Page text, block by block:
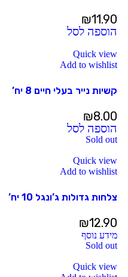
₪11.90
הוספה לסל
Quick view
Add to wishlist
קשיות נייר בעלי חיים 8 יח’
₪8.00
הוספה לסל
Sold out
Quick view
Add to wishlist
צלחות גדולות ג’ונגל 10 יח’
₪12.90
מידע נוסף
Sold out
Quick view